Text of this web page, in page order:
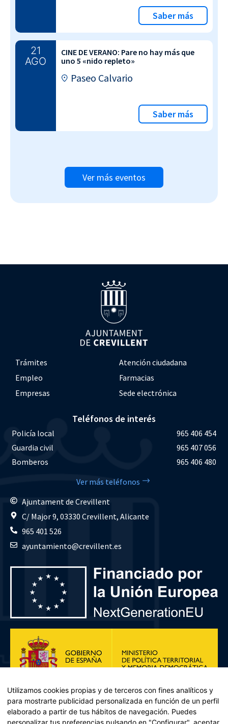
Saber más
21
AGO
CINE DE VERANO: Pare no hay más que
uno 5 «nido repleto»
Paseo Calvario
Saber más
Ver más eventos
Trámites
Atención ciudadana
Empleo
Farmacias
Empresas
Sede electrónica
Teléfonos de interés
Policía local
965 406 454
Guardia civil
965 407 056
Bomberos
965 406 480
Ver más teléfonos
Ajuntament de Crevillent
C/ Major 9, 03330 Crevillent, Alicante
965 401 526
ayuntamiento@crevillent.es
Utilizamos cookies propias y de terceros con fines analíticos y
para mostrarte publicidad personalizada en función de un perfil
elaborado a partir de tus hábitos de navegación. Puedes
personalizar tus preferencias pulsando en "Configurar", aceptar